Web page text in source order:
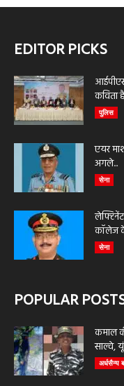
EDITOR PICKS
कविता है
पुलिस
एयर
अगले...
सेना
कॉलेज
सेना
POPULAR
कमाल
साल्वे,
अर्धसैन्य